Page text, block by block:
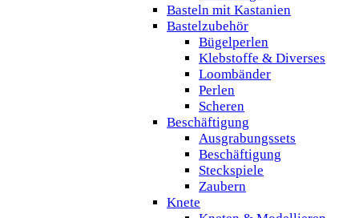
Basteln mit Kastanien
Bastelzubehör
Bügelperlen
Klebstoffe & Diverses
Loombänder
Perlen
Scheren
Beschäftigung
Ausgrabungssets
Beschäftigung
Steckspiele
Zaubern
Knete